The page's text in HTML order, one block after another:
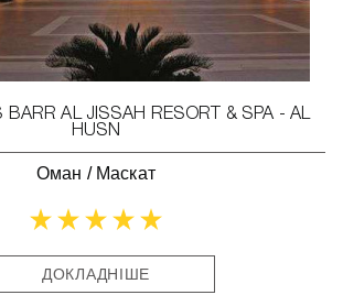
BARR AL JISSAH RESORT & SPA - AL
HUSN
Оман / Маскат
ДОКЛАДНІШЕ